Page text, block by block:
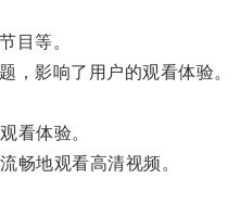
目等。
影响了用户的观看体验。
看体验。
地观看高清视频。